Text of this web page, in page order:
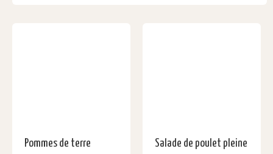
Pommes de terre
Salade de poulet pleine